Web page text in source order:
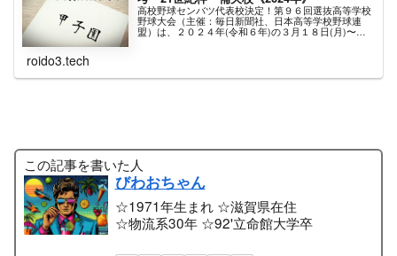
高校野球センバツ代表校決定！第９６回選抜高等学校
野球大会（主催：毎日新聞社、日本高等学校野球連
盟）は、２０２４年(令和６年)の３月１８日(月)〜３
roido3.tech
この記事を書いた人
びわおちゃん
☆1971年生まれ ☆滋賀県在住
☆物流系30年 ☆92'立命館大学卒